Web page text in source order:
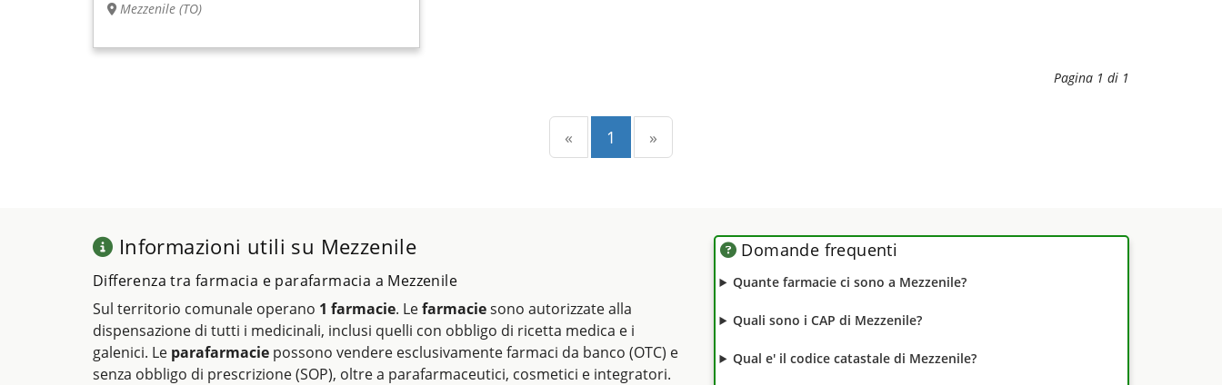
Mezzenile (TO)
Pagina 1 di 1
« Precedente
1 (current)
»
Informazioni utili su Mezzenile
Differenza tra farmacia e parafarmacia a Mezzenile
Sul territorio comunale operano 1 farmacie. Lefarmaciesono autorizzate alla
dispensazione di tutti i medicinali, inclusi quelli con obbligo di ricetta medica e i
galenici. Le parafarmacie possono vendere esclusivamente farmaci da banco (OTC) e
senza obbligo di prescrizione (SOP), oltre a parafarmaceutici, cosmetici e integratori.
Domande frequenti
Quante farmacie ci sono a Mezzenile?
Quali sono i CAP di Mezzenile?
Qual e' il codice catastale di Mezzenile?